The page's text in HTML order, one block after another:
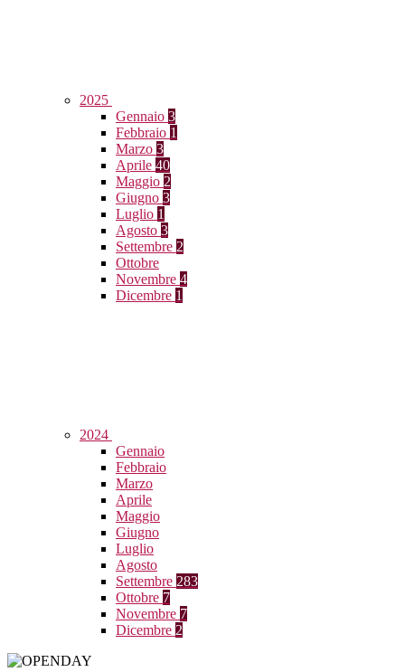
2025
Gennaio 3
Febbraio 1
Marzo 3
Aprile 40
Maggio 2
Giugno 3
Luglio 1
Agosto 3
Settembre 2
Ottobre
Novembre 4
Dicembre 1
2024
Gennaio
Febbraio
Marzo
Aprile
Maggio
Giugno
Luglio
Agosto
Settembre 283
Ottobre 7
Novembre 7
Dicembre 2